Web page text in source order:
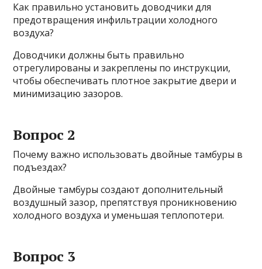
Как правильно установить доводчики для
предотвращения инфильтрации холодного
воздуха?
Доводчики должны быть правильно
отрегулированы и закреплены по инструкции,
чтобы обеспечивать плотное закрытие двери и
минимизацию зазоров.
Вопрос 2
Почему важно использовать двойные тамбуры в
подъездах?
Двойные тамбуры создают дополнительный
воздушный зазор, препятствуя проникновению
холодного воздуха и уменьшая теплопотери.
Вопрос 3